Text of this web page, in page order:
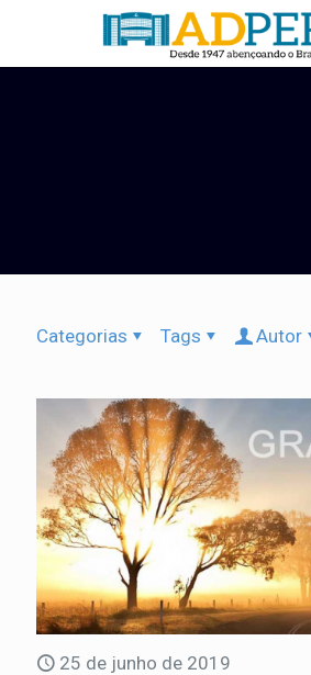
Categorias Tags Autor
25 de junho de 2019